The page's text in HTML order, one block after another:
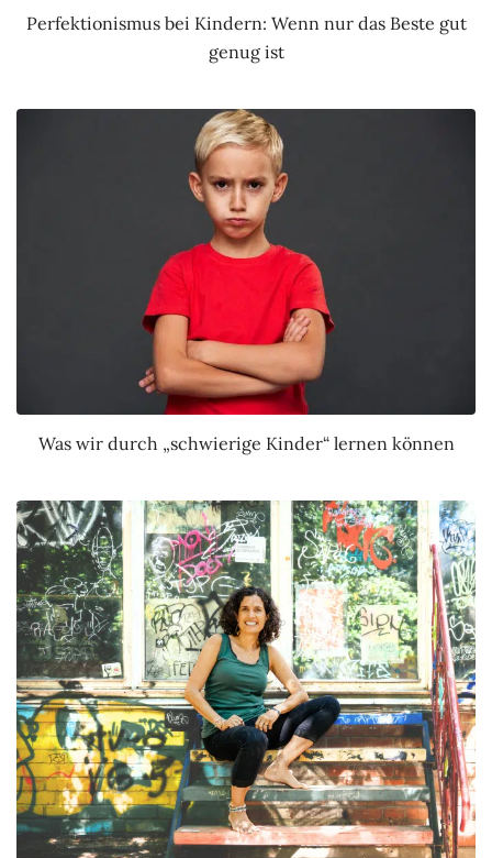
Perfektionismus bei Kindern: Wenn nur das Beste gut
genug ist
Was wir durch „schwierige Kinder“ lernen können